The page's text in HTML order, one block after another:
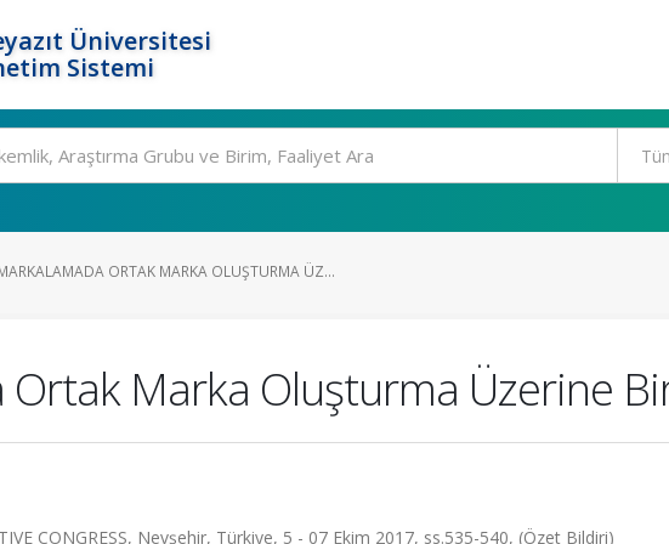
Üniversitesi
Sistemi
ORTAK MARKA OLUŞTURMA ÜZ...
Marka Oluşturma Üzerine
CONGRESS, Nevşehir, Türkiye, 5 - 07 Ekim 2017, ss.535-540, (Özet Bildiri)